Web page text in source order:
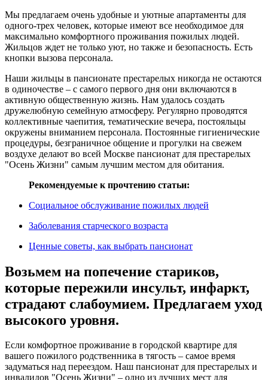
Мы предлагаем очень удобные и уютные апартаменты для
одного-трех человек, которые имеют все необходимое для
максимально комфортного проживания пожилых людей.
Жильцов ждет не только уют, но также и безопасность. Есть
кнопки вызова персонала.
Наши жильцы в пансионате престарелых никогда не остаются
в одиночестве – с самого первого дня они включаются в
активную общественную жизнь. Нам удалось создать
дружелюбную семейную атмосферу. Регулярно проводятся
коллективные чаепития, тематические вечера, постояльцы
окружены вниманием персонала. Постоянные гигиенические
процедуры, безграничное общение и прогулки на свежем
воздухе делают во всей Москве пансионат для престарелых
"Осень Жизни" самым лучшим местом для обитания.
Рекомендуемые к прочтению статьи:
Социальное обслуживание пожилых людей
Заболевания старческого возраста
Ценные советы, как выбрать пансионат
Возьмем на попечение стариков,
которые пережили инсульт, инфаркт,
страдают слабоумием. Предлагаем уход
высокого уровня.
Если комфортное проживание в городской квартире для
вашего пожилого родственника в тягость – самое время
задуматься над переездом. Наш пансионат для престарелых и
инвалидов "Осень Жизни" – одно из лучших мест для